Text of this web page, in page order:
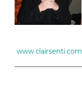
www.clairsenti.com